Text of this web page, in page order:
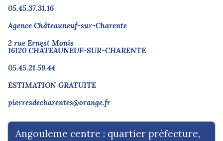
05.45.37.31.16
Agence Châteauneuf-sur-Charente
2 rue Ernest Monis
16120 CHÂTEAUNEUF-SUR-CHARENTE
05.45.21.59.44
ESTIMATION GRATUITE
pierresdecharentes@orange.fr
angouleme centre : quartier préfecture,